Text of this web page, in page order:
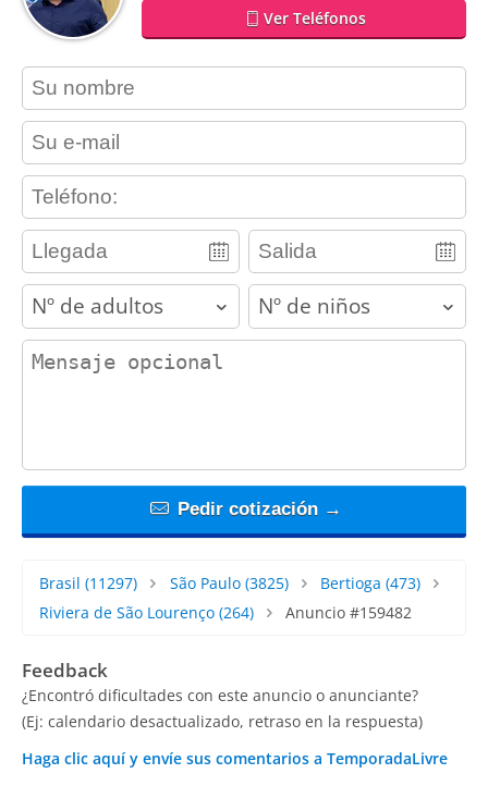
Ver Teléfonos
contact_name
contact_email
contact_phone
adults children
contact_message
Pedir cotización →
Brasil (11297) São Paulo(3825) Bertioga (473)
Riviera de São Lourenço (264) Anuncio #159482
Feedback
¿Encontró dificultades con este anuncio o anunciante?
(Ej: calendario desactualizado, retraso en la respuesta)
Haga clic aquí y envíe sus comentarios a TemporadaLivre